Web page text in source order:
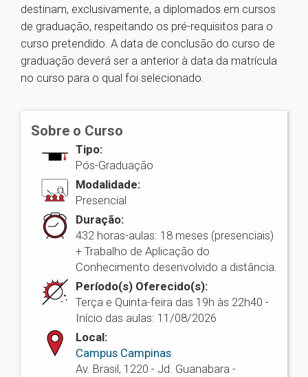
destinam, exclusivamente, a diplomados em cursos
de graduação, respeitando os pré-requisitos para o
curso pretendido. A data de conclusão do curso de
graduação deverá ser a anterior à data da matrícula
no curso para o qual foi selecionado.
Sobre o Curso
Tipo:
Pós-Graduação
Modalidade:
Presencial
Duração:
432 horas-aulas: 18 meses (presenciais)
+ Trabalho de Aplicação do
Conhecimento desenvolvido a distância.
Período(s) Oferecido(s):
Terça e Quinta-feira das 19h às 22h40 -
Início das aulas: 11/08/2026
Local:
Campus Campinas
Av. Brasil, 1220 - Jd. Guanabara -